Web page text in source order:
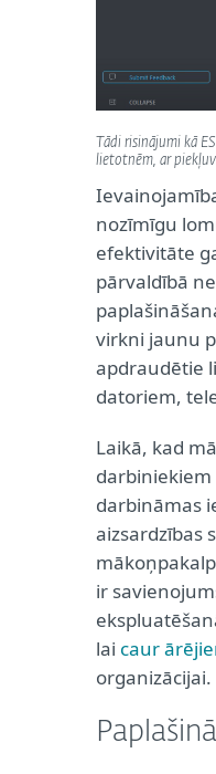
Tādi risinājumi kā
lietotnēm, ar
nozīmīgu
efektivitāte
pārvaldībā
virkni jaunu
apdraudētie
datoriem,
Laikā, kad
darbiniekiem
darbināmas
aizsardzības
ir
lai caur
organizācijai.